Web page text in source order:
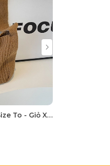
Túi Xách Chất Len Size To - Giỏ Xách Đeo Vai Mona - tt231011